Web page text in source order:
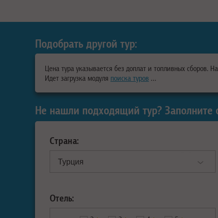
Подобрать другой тур:
Цена тура указывается без доплат и топливных сборов.
Идет загрузка модуля поиска туров …
Не нашли подходящий тур?
Страна:
Отель: